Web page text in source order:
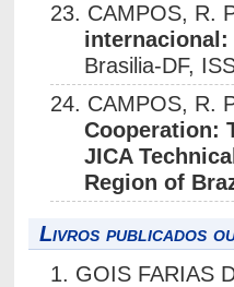
23. CAMPOS, R.
internacional:
Brasilia-DF,
24. CAMPOS, R.
Cooperation:
JICA
Region of
Livros publicados
1. GOIS FARIAS